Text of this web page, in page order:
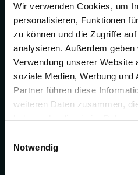
Wir verwenden Cookies, um
personalisieren, Funktionen
zu können und die Zugriffe
analysieren. Außerdem
Verwendung unserer Website
soziale Medien, Werbung und
Partner führen diese
weiteren Daten zusammen,
Notwendig